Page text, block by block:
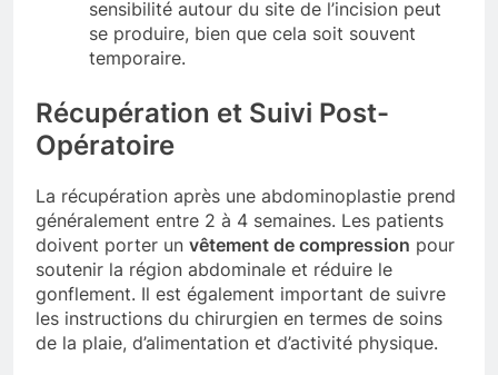
sensibilité autour du site de l’incision peut
se produire, bien que cela soit souvent
temporaire.
Récupération et Suivi Post-
Opératoire
La récupération après une abdominoplastie prend
généralement entre 2 à 4 semaines. Les patients
doivent porter un vêtement de compression pour
soutenir la région abdominale et réduire le
gonflement. Il est également important de suivre
les instructions du chirurgien en termes de soins
de la plaie, d’alimentation et d’activité physique.